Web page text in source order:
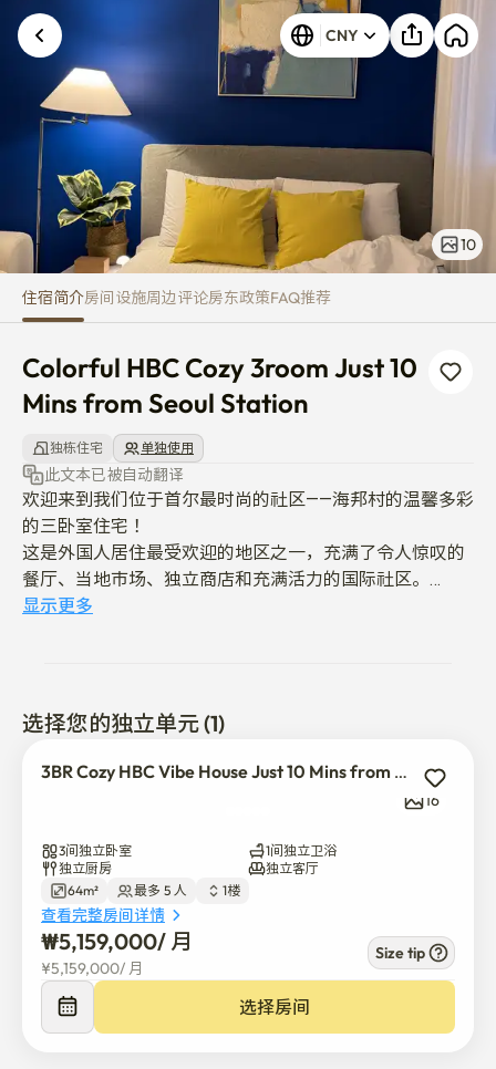
Colorful HBC Cozy 3room Just
CNY
10
住宿简介房间设施周边评论房东政策FAQ推荐
Colorful HBC Cozy 3room Just 10
Mins from Seoul Station
独栋住宅 单独使用
此文本已被自动翻译
欢迎来到我们位于首尔最时尚的社区——海邦村的温馨多彩
的三卧室住宅！
这是外国人居住最受欢迎的地区之一，充满了令人惊叹的
餐厅、当地市场、独立商店和充满活力的国际社区。
距离首尔站仅几分钟路程，这里是探索首尔乃至韩国任何
地方——从釜山到全州的理想基地。
无论你是旅行者还是数字游民，这里都是你在首尔的梦想
显示更多
选择您的独立单元 (1)
3BR Cozy HBC Vibe House Just 10 Mins from Seoul Station
16
3间独立卧室
1间独立卫浴
独立厨房
独立客厅
64m²
最多 5 人 1楼
查看完整房间详情
₩5,159,000/ 月
¥5,159,000/ 月
Size tip
选择房间
发生未知错误。请重试。